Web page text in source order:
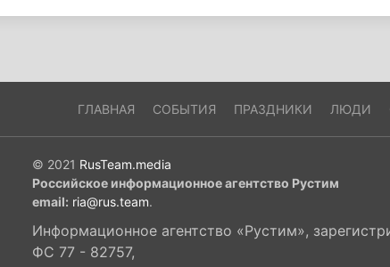
ГЛАВНАЯ СОБЫТИЯ ПРАЗДНИКИ ЛЮДИ
© 2021 RusTeam.media
Российское информационное агентство Рустим
email: ria@rus.team.
Информационное агентство «Рустим»,
ФС 77 - 82757,